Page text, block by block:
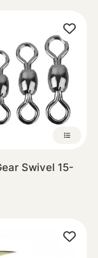
Swivel 15-